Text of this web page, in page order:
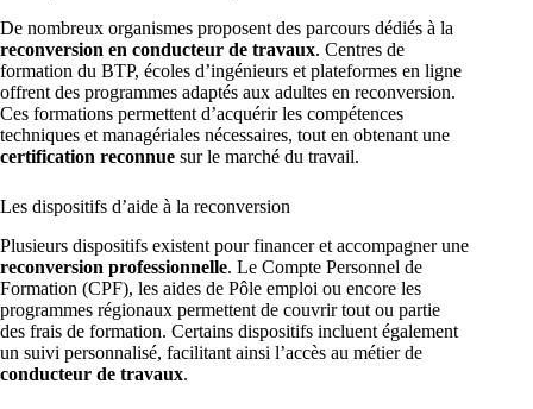
De nombreux organismes proposent des parcours dédiés à la
reconversion en conducteur de travaux. Centres de
formation du BTP, écoles d’ingénieurs et plateformes en ligne
offrent des programmes adaptés aux adultes en reconversion.
Ces formations permettent d’acquérir les compétences
techniques et managériales nécessaires, tout en obtenant une
certification reconnue sur le marché du travail.
Les dispositifs d’aide à la reconversion
Plusieurs dispositifs existent pour financer et accompagner une
reconversion professionnelle. Le Compte Personnel de
Formation (CPF), les aides de Pôle emploi ou encore les
programmes régionaux permettent de couvrir tout ou partie
des frais de formation. Certains dispositifs incluent également
un suivi personnalisé, facilitant ainsi l’accès au métier de
conducteur de travaux.